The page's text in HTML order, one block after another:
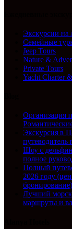
Экскурсии на
Семейные
Jeep Tours
Nature &
Private Tours
Yacht Charter
Организация
Экскурсия в
Шоу с
полное
Полный
2026 году
бронирование)
Лучший
маршруты и